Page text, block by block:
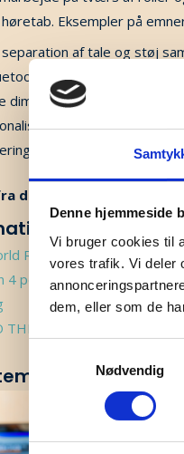
Denne hjemmeside
Vi bruger cookies til
vores trafik. Vi deler
dem, eller som de
Nødvendig
Eksempler på
af tale og støj
Auracast teknologi til
dimensionerne på
i opsætning af
af earplugs med brug
dig og din
Report of Hearing, 2021
4 people is projected to
THIS – latest research